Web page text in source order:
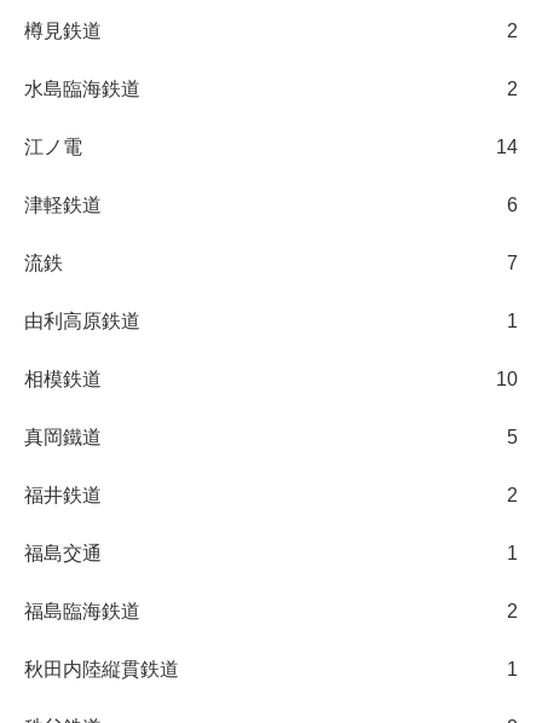
樽見鉄道 2
水島臨海鉄道 2
江ノ電 14
津軽鉄道 6
流鉄 7
由利高原鉄道 1
相模鉄道 10
真岡鐵道 5
福井鉄道 2
福島交通 1
福島臨海鉄道 2
秋田内陸縦貫鉄道 1